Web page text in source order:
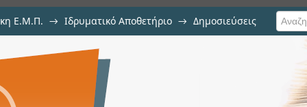
Ε.Μ.Π. → Ιδρυματικό Αποθετήριο → Δημοσιεύσεις
quality of service on wireless